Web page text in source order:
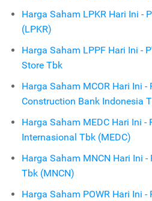
Harga Saham LPKR Hari Ini -
(LPKR)
Harga Saham LPPF Hari Ini -
Store Tbk
Harga Saham MCOR Hari Ini -
Construction Bank Indonesia
Harga Saham MEDC Hari Ini -
Internasional Tbk (MEDC)
Harga Saham MNCN Hari Ini
Tbk (MNCN)
Harga Saham POWR Hari Ini